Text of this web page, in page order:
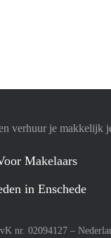
verhuur je makkelijk
Makelaars
in Enschede
nr. 02094127 –